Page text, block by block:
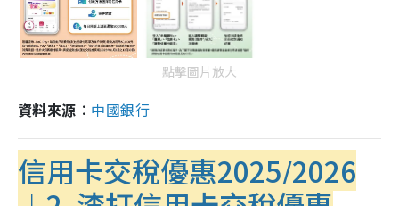
點擊圖片放大
資料來源︰ 中國銀行
信用卡交稅優惠2025/2026